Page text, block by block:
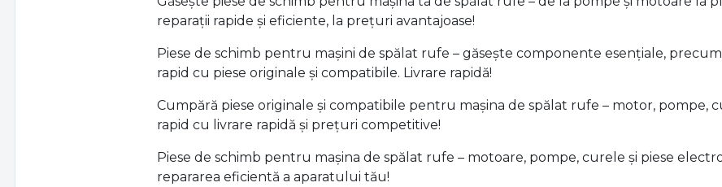
reparații rapide și eficiente, la prețuri avantajoase!
Piese de schimb pentru mașini de spălat rufe – găsește componente esențiale,
rapid cu piese originale și compatibile. Livrare rapidă!
Cumpără piese originale și compatibile pentru mașina de spălat rufe – motor, pompe,
rapid cu livrare rapidă și prețuri competitive!
Piese de schimb pentru mașina de spălat rufe – motoare, pompe, curele și piese
repararea eficientă a aparatului tău!